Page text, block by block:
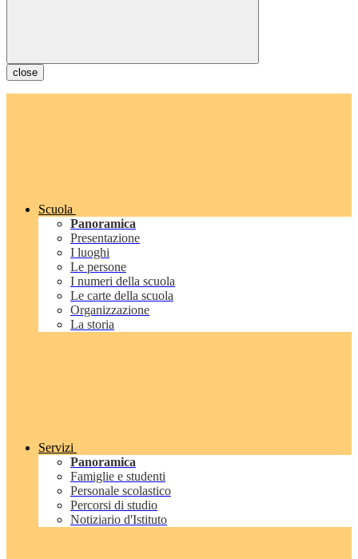
close
Scuola
Panoramica
Presentazione
I luoghi
Le persone
I numeri della scuola
Le carte della scuola
Organizzazione
La storia
Servizi
Panoramica
Famiglie e studenti
Personale scolastico
Percorsi di studio
Notiziario d'Istituto